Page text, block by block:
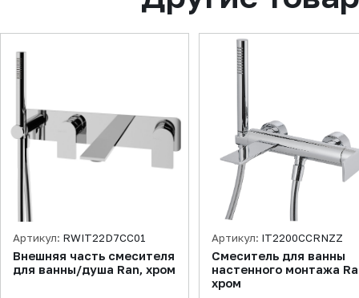
Артикул: RWIT22D7CC01
Внешняя часть смесителя
для ванны/душа Ran, хром
Артикул: IT2200CCRNZZ
Смеситель для ванны
настенного монтажа
хром